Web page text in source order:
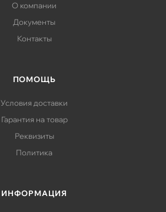
О компании
Документы
Контакты
ПОМОЩЬ
Условия доставки
Гарантия на товар
Реквизиты
Политика
ИНФОРМАЦИЯ